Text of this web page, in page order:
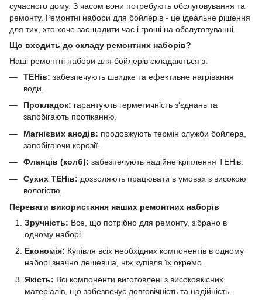
сучасного дому. З часом вони потребують обслуговування та
ремонту. Ремонтні набори для бойлерів - це ідеальне рішення
для тих, хто хоче заощадити час і гроші на обслуговуванні.
Що входить до складу ремонтних наборів?
Наші ремонтні набори для бойлерів складаються з:
ТЕНів: забезпечують швидке та ефективне нагрівання
води.
Прокладок: гарантують герметичність з'єднань та
запобігають протіканню.
Магнієвих анодів: продовжують термін служби бойлера,
запобігаючи корозії.
Фланців (колб): забезпечують надійне кріплення ТЕНів.
Сухих ТЕНів: дозволяють працювати в умовах з високою
вологістю.
Переваги використання наших ремонтних наборів
Зручність: Все, що потрібно для ремонту, зібрано в
одному наборі.
Економія: Купівля всіх необхідних компонентів в одному
наборі значно дешевша, ніж купівля їх окремо.
Якість: Всі компоненти виготовлені з високоякісних
матеріалів, що забезпечує довговічність та надійність.